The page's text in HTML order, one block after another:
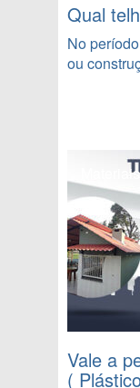
Qual
No
ou
Vale a
(